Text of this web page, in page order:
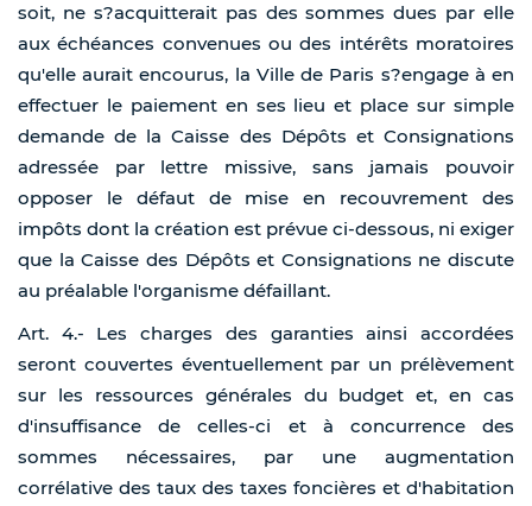
soit, ne s?acquitterait pas des sommes dues par elle
aux échéances convenues ou des intérêts moratoires
qu'elle aurait encourus, la Ville de Paris s?engage à en
effectuer le paiement en ses lieu et place sur simple
demande de la Caisse des Dépôts et Consignations
adressée par lettre missive, sans jamais pouvoir
opposer le défaut de mise en recouvrement des
impôts dont la création est prévue ci-dessous, ni exiger
que la Caisse des Dépôts et Consignations ne discute
au préalable l'organisme défaillant.
Art. 4.- Les charges des garanties ainsi accordées
seront couvertes éventuellement par un prélèvement
sur les ressources générales du budget et, en cas
d'insuffisance de celles-ci et à concurrence des
sommes nécessaires, par une augmentation
corrélative des taux des taxes foncières et d'habitation